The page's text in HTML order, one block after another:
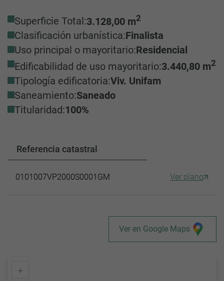
Superficie Total:3.128,00 m2
Clasificación urbanística:Finalista
Uso principal o mayoritario:Residencial
Edificabilidad de uso mayoritario:3.440,80 m2
Tipología edificatoria:Viv. Unifam
Saneamiento:Saneado
Titularidad:100%
Referencia catastral
0101007VP2000S0001GM Ver plano
Ver en Google Maps
+